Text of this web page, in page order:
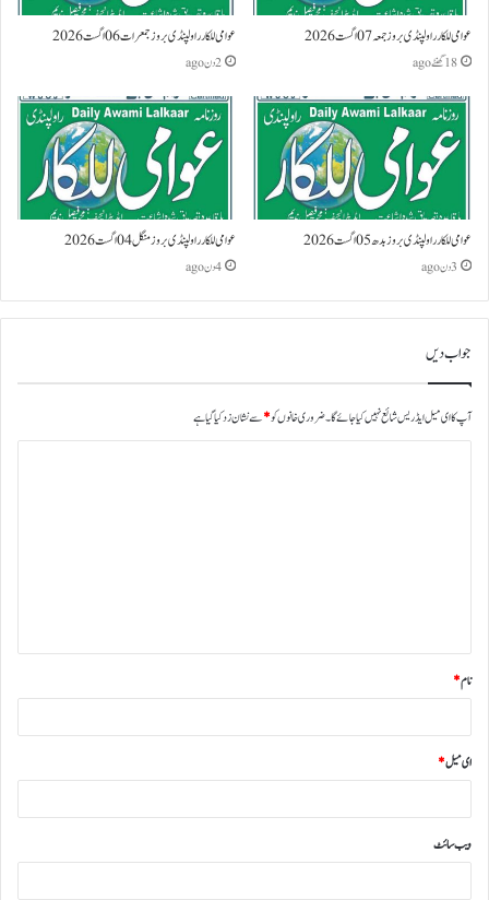
عوامی للکار راولپنڈی بروز جمعہ 07 اگست 2026
18 گھنٹے ago
عوامی للکار راولپنڈی بروز جمعرات 06 اگست 2026
2 دن ago
عوامی للکار راولپنڈی بروز بدھ 05 اگست 2026
3 دن ago
عوامی للکار راولپنڈی بروز منگل 04 اگست 2026
4 دن ago
جواب دیں
آپ کا ای میل ایڈریس شائع نہیں کیا جائے گا۔ضروری خانوں کو*سے نشان زد کیا گیا ہے
نام*
ای میل*
ویب‌ سائٹ